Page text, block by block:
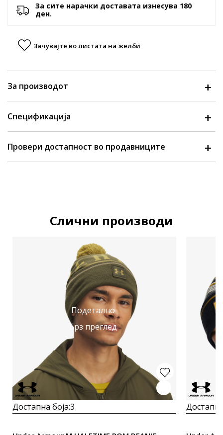
За сите нарачки доставата изнесува 180
ден.
Зачувајте во листата на желби
За производот
Спецификација
Провери достапност во продавниците
Слични производи
Подетално
Брз преглед
Достапна боја:3